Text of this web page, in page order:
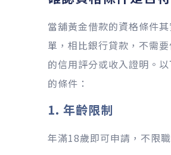
當舖黃金借款的資格條件
單，相比銀行貸款，不需
的信用評分或收入證明。
的條件：
1. 年齡限制
年滿18歲即可申請，不限